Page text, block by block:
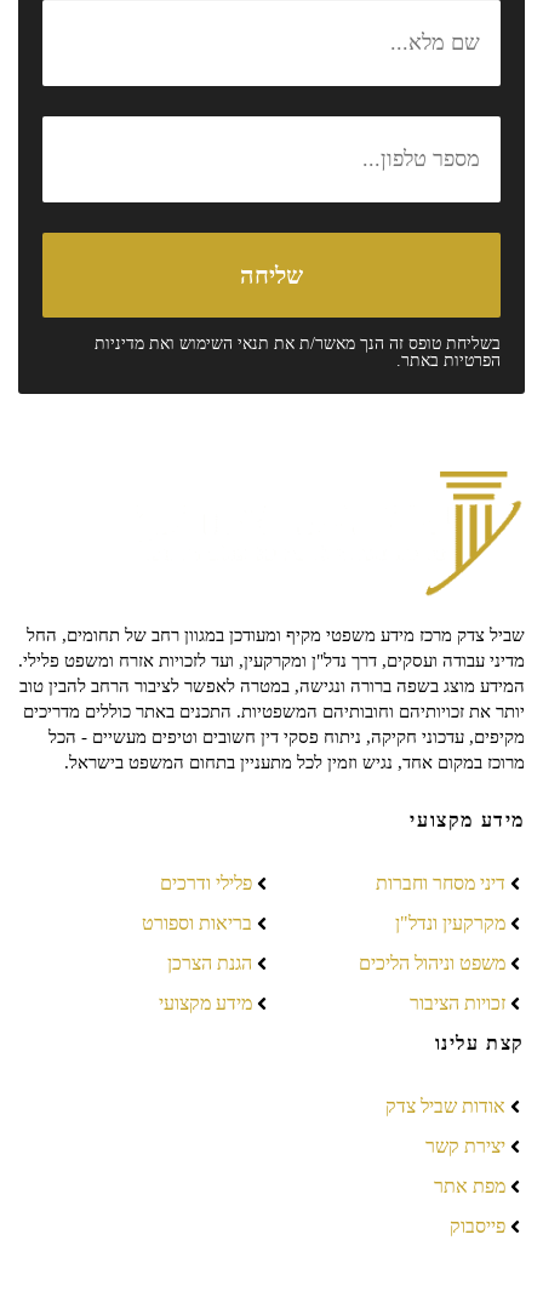
בשליחת טופס זה הנך מאשר/ת את תנאי השימוש ואת מדיניות
הפרטיות באתר.
שביל צדק מרכז מידע משפטי מקיף ומעודכן במגוון רחב של תחומים, החל
מדיני עבודה ועסקים, דרך נדל"ן ומקרקעין, ועד לזכויות אזרח ומשפט פלילי.
המידע מוצג בשפה ברורה ונגישה, במטרה לאפשר לציבור הרחב להבין טוב
יותר את זכויותיהם וחובותיהם המשפטיות. התכנים באתר כוללים מדריכים
מקיפים, עדכוני חקיקה, ניתוח פסקי דין חשובים וטיפים מעשיים - הכל
מרוכז במקום אחד, נגיש וזמין לכל מתעניין בתחום המשפט בישראל.
מידע מקצועי
דיני מסחר וחברות
מקרקעין ונדל"ן
משפט וניהול הליכים
זכויות הציבור
פלילי ודרכים
בריאות וספורט
הגנת הצרכן
מידע מקצועי
קצת עלינו
אודות שביל צדק
יצירת קשר
מפת אתר
פייסבוק